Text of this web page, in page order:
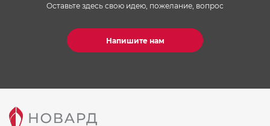
Оставьте здесь свою идею, пожелание, вопрос
Напишите нам